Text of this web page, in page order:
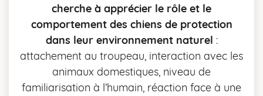
cherche à apprécier le rôle et le
comportement des chiens de protection
dans leur environnement naturel :
attachement au troupeau, interaction avec les
animaux domestiques, niveau de
familiarisation à l’humain, réaction face à une